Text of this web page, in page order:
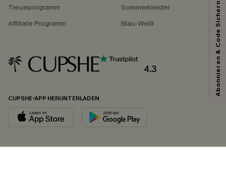
Treueprogramm
Affiliate Programm
Sommerkleider
Blau-Weiß
4.3
CUPSHE-APP HERUNTERLADEN
Abonnieren & Code Sichern